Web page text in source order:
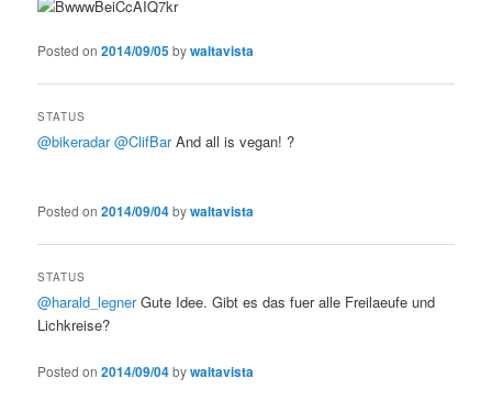
Posted on2014/09/05bywaltavista
STATUS
@bikeradar @ClifBarAnd all is vegan! ?
Posted on2014/09/04bywaltavista
STATUS
@harald_legnerGute Idee. Gibt es das fuer alle Freilaeufe und
Lichkreise?
Posted on2014/09/04bywaltavista